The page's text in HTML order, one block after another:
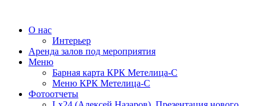
О нас
Интерьер
Аренда залов под мероприятия
Меню
Барная карта КРК Метелица-С
Меню КРК Метелица-С
Фотоотчеты